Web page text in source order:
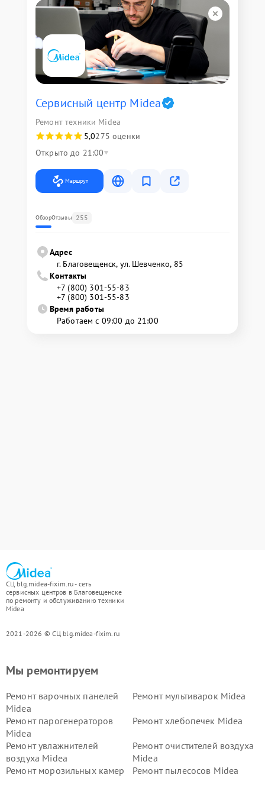
Сервисный центр Midea
Ремонт техники Midea
5,0275 оценки
Открыто до 21:00
Маршрут
ОбзорОтзывы 255
Адрес
г. Благовещенск, ул. Шевченко, 85
Контакты
+7 (800) 301-55-83
+7 (800) 301-55-83
Время работы
Работаем с 09:00 до 21:00
СЦ blg.midea-fixim.ru - сеть
сервисных центров в Благовещенске
по ремонту и обслуживанию техники
Midea
2021-2026 © СЦ blg.midea-fixim.ru
Мы ремонтируем
Ремонт варочных панелей
Midea
Ремонт мультиварок Midea
Ремонт парогенераторов
Midea
Ремонт хлебопечек Midea
Ремонт увлажнителей
воздуха Midea
Ремонт очистителей воздуха
Midea
Ремонт морозильных камер
Ремонт пылесосов Midea